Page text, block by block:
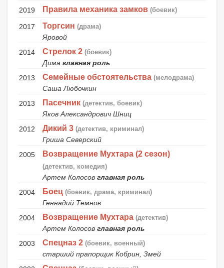
2019
Правила механика замков (боевик)
2017 Торгсин (драма)
Яровой
2014
Стрелок 2 (боевик)
Дима главная роль
2013
Семейные обстоятельства (мелодрама)
Саша Любочкин
2013
Пасечник (детектив, боевик)
Яков Александрович Шниц
2012
Дикий 3 (детектив, криминал)
Гриша Северский
2005
Возвращение Мухтара (2 сезон)
(детектив, комедия)
Артем Колосов главная роль
2004
Боец (боевик, драма, криминал)
Геннадий Темнов
2004
Возвращение Мухтара (детектив)
Артем Колосов главная роль
2003
Спецназ 2 (боевик, военный)
старший прапорщик Кобрин, Змей